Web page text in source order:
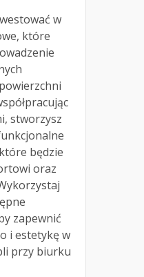
w
które
stworzysz
będzie
oraz
zapewnić
i estetykę w
przy biurku